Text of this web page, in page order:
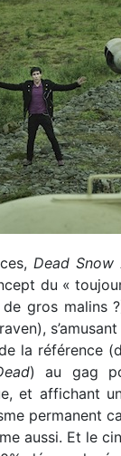
Dead Snow
du «
gros malins
la référence
) au gag
et affichant
permanent
aussi. Et le